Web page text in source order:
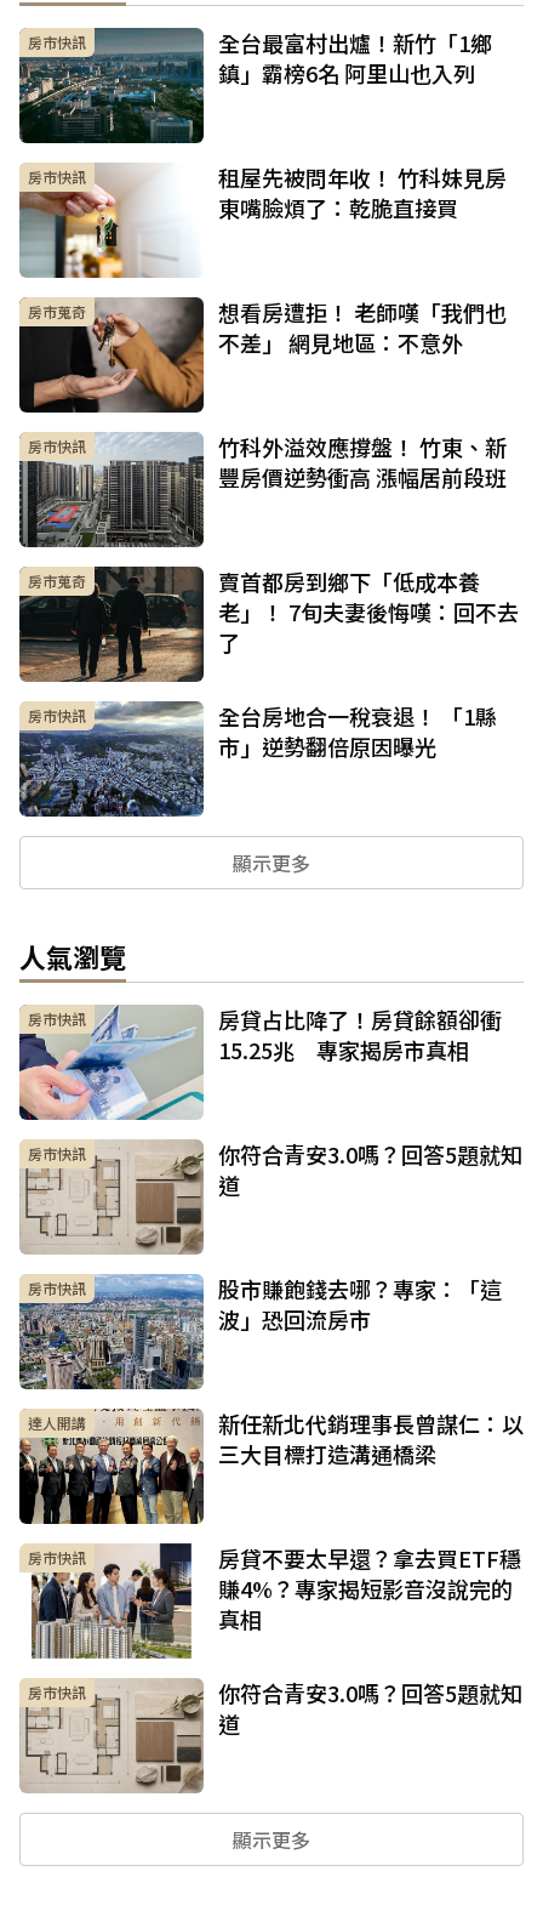
房市快訊
全台最富村出爐！新竹「1鄉
鎮」霸榜6名 阿里山也入列
房市快訊
租屋先被問年收！ 竹科妹見房
東嘴臉煩了：乾脆直接買
房市蒐奇
想看房遭拒！ 老師嘆「我們也
不差」 網見地區：不意外
房市快訊
竹科外溢效應撐盤！ 竹東、新
豐房價逆勢衝高 漲幅居前段班
房市蒐奇
賣首都房到鄉下「低成本養
老」！ 7旬夫妻後悔嘆：回不去
了
房市快訊
全台房地合一稅衰退！ 「1縣
市」逆勢翻倍原因曝光
顯示更多
人氣瀏覽
房市快訊
房貸占比降了！房貸餘額卻衝
15.25兆 專家揭房市真相
房市快訊
你符合青安3.0嗎？回答5題就知
道
房市快訊
股市賺飽錢去哪？專家：「這
波」恐回流房市
達人開講
新任新北代銷理事長曾謀仁：以
三大目標打造溝通橋梁
房市快訊
房貸不要太早還？拿去買ETF穩
賺4%？專家揭短影音沒說完的
真相
房市快訊
你符合青安3.0嗎？回答5題就知
道
顯示更多